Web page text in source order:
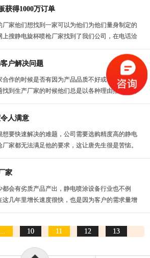
获得1000万订单
家他们想找到一家可以为他们为他们量身制定的
搜静电旋杯喷枪厂家找到了我们公司，在电话洽
户解决问题
作的时候是否有因为产品品质不好或者售后服务
到生产厂家的时候他们总是以各种理由推脱，所
人满意
要快速解决的难题，公司需要选购精度高的静电
家都无法满足他的要求，这让唐先生很是苦恼。
家
会有劣质产品产出，静电喷涂设备行业也不例
几年里增长速度很快，也是因为客户的需求量增
10 11 12
13